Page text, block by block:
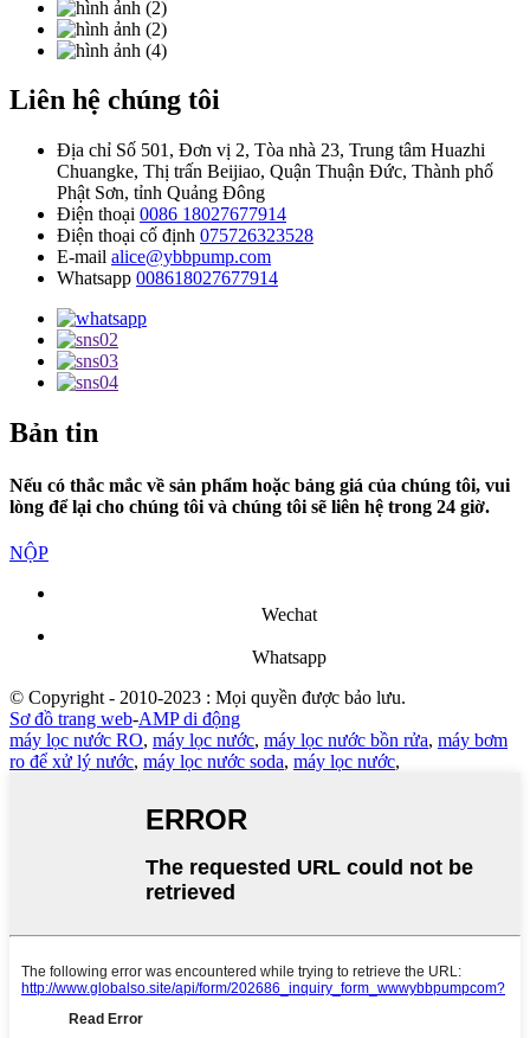
Liên hệ chúng tôi
Địa chỉ Số 501, Đơn vị 2, Tòa nhà 23, Trung tâm Huazhi
Chuangke, Thị trấn Beijiao, Quận Thuận Đức, Thành phố
Phật Sơn, tỉnh Quảng Đông
Điện thoại 0086 18027677914
Điện thoại cố định 075726323528
E-mail alice@ybbpump.com
Whatsapp 008618027677914
Bản tin
Nếu có thắc mắc về sản phẩm hoặc bảng giá của chúng tôi, vui
lòng để lại cho chúng tôi và chúng tôi sẽ liên hệ trong 24 giờ.
NỘP
Wechat
Whatsapp
© Copyright - 2010-2023 : Mọi quyền được bảo lưu.
Sơ đồ trang web-AMP di động
máy lọc nước RO, máy lọc nước, máy lọc nước bồn rửa, máy bơm
ro để xử lý nước, máy lọc nước soda, máy lọc nước,